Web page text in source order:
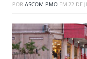
POR ASCOM PMO EM 22 DE